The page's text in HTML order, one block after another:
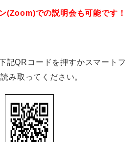
(Zoom)での説明会も可能です！
記QRコードを押すかスマートフ
み取ってください。